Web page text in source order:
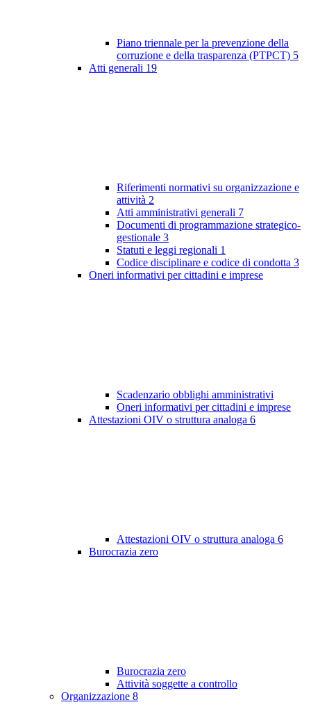
Piano triennale per la prevenzione della
corruzione e della trasparenza (PTPCT) 5
Atti generali 19
Riferimenti normativi su organizzazione e
attività 2
Atti amministrativi generali 7
Documenti di programmazione strategico-
gestionale 3
Statuti e leggi regionali 1
Codice disciplinare e codice di condotta 3
Oneri informativi per cittadini e imprese
Scadenzario obblighi amministrativi
Oneri informativi per cittadini e imprese
Attestazioni OIV o struttura analoga 6
Attestazioni OIV o struttura analoga 6
Burocrazia zero
Burocrazia zero
Attività soggette a controllo
Organizzazione 8